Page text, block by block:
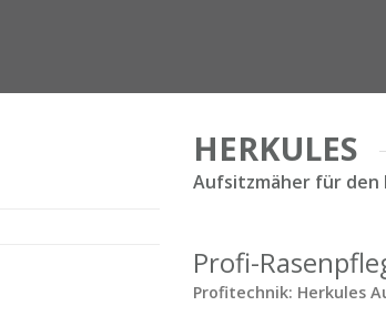
HERKULES
Aufsitzmäher für den
Profi-
Profitechnik: Herkules